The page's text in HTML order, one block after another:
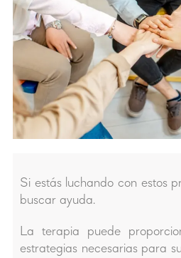
Si estás luchando con estos
buscar ayuda.
La terapia puede
estrategias necesarias para